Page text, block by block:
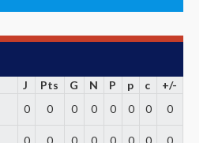
J Pts G N P p c
+/-
0 0 0 0 0 0 0 0
0 0 0 0 0 0 0 0